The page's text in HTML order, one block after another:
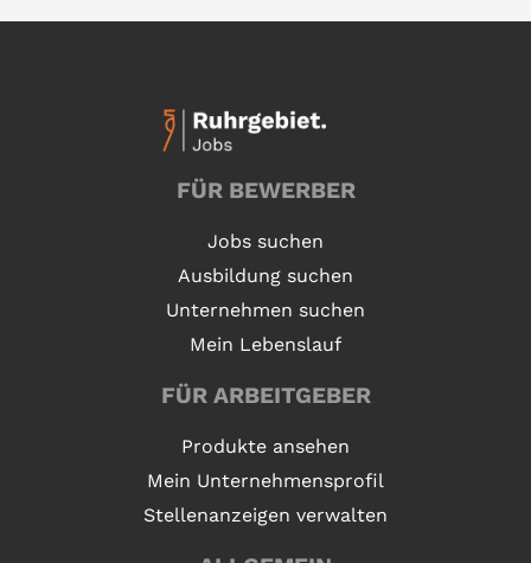
FÜR BEWERBER
Jobs suchen
Ausbildung suchen
Unternehmen suchen
Mein Lebenslauf
FÜR ARBEITGEBER
Produkte ansehen
Mein Unternehmensprofil
Stellenanzeigen verwalten